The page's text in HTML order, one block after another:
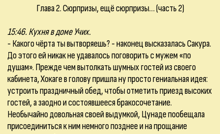
Глава 2. Сюрпризы, ещё сюрпризы… (часть 2)
15:46. Кухня в доме Учих.
- Какого чёрта ты вытворяешь? - наконец высказалась Сакура.
До этого ей никак не удавалось поговорить с мужем «по
душам». Прежде чем вытолкать шумных гостей из своего
кабинета, Хокаге в голову пришла ну просто гениальная идея:
устроить праздничный обед, чтобы отметить приезд высоких
гостей, а заодно и состоявшееся бракосочетание.
Необычайно довольная своей выдумкой, Цунаде пообещала
присоединиться к ним немного позднее и на прощание